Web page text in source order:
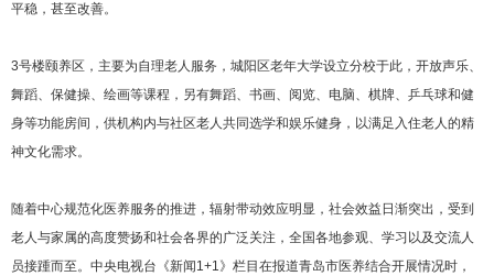
平稳，甚至改善。
3号楼颐养区，主要为自理老人服务，城阳区老年大学设立分校于此，开放声乐、
舞蹈、保健操、绘画等课程，另有舞蹈、书画、阅览、电脑、棋牌、乒乓球和健
身等功能房间，供机构内与社区老人共同选学和娱乐健身，以满足入住老人的精
神文化需求。
随着中心规范化医养服务的推进，辐射带动效应明显，社会效益日渐突出，受到
老人与家属的高度赞扬和社会各界的广泛关注，全国各地参观、学习以及交流人
员接踵而至。中央电视台《新闻1+1》栏目在报道青岛市医养结合开展情况时，